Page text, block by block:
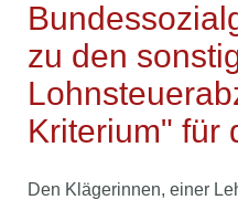
zu den
Kriterium" für
Den Klägerinnen, einer